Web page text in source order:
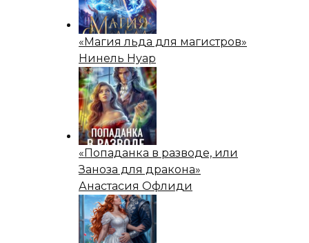
«Магия льда для магистров»
Нинель Нуар
«Попаданка в разводе, или
Заноза для дракона»
Анастасия Офлиди